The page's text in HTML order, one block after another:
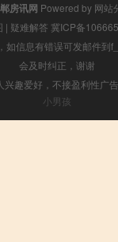
房讯网 Powered by 网站
| 疑难解答 冀ICP备
如信息有错误可发邮件到
会及时纠正，谢谢
兴趣爱好，不接盈利性广
小男孩